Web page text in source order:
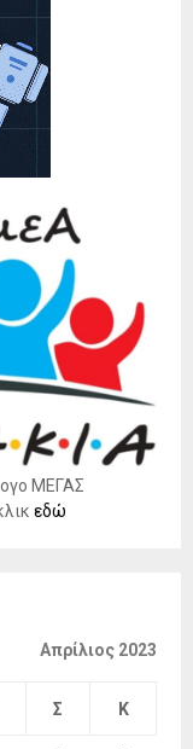
ΜΕΓΑΣ
εδώ
Απρίλιος 2023
Σ Κ